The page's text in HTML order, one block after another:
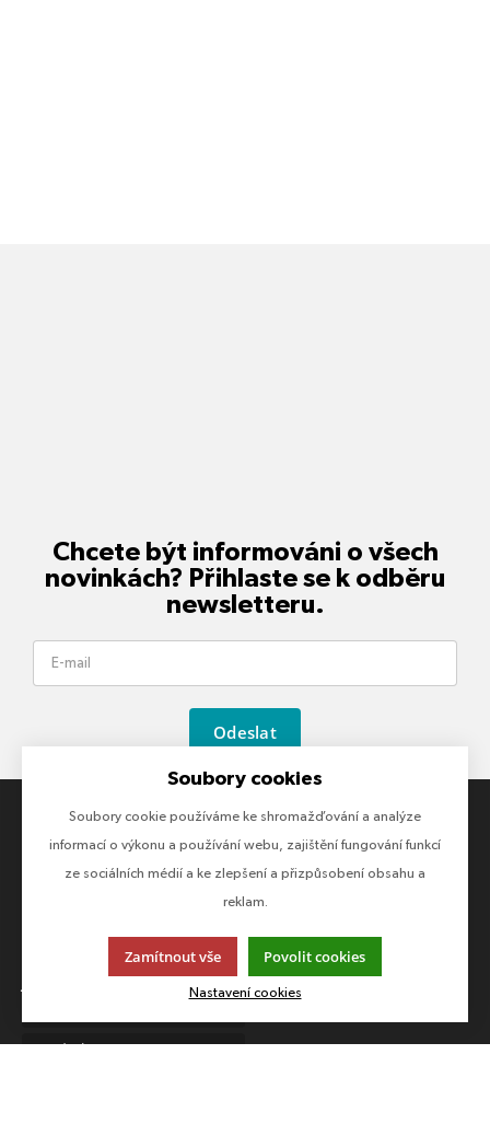
Chcete být informováni o všech
novinkách? Přihlaste se k odběru
newsletteru.
Odeslat
VŠE O NÁKUPU O FIRMĚ
O nás
Kontakty
JAZYK A MĚNA
Soubory cookies
Soubory cookie používáme ke shromažďování a analýze
informací o výkonu a používání webu, zajištění fungování funkcí
ze sociálních médií a ke zlepšení a přizpůsobení obsahu a
reklam.
Zamítnout vše Povolit cookies
Nastavení cookies